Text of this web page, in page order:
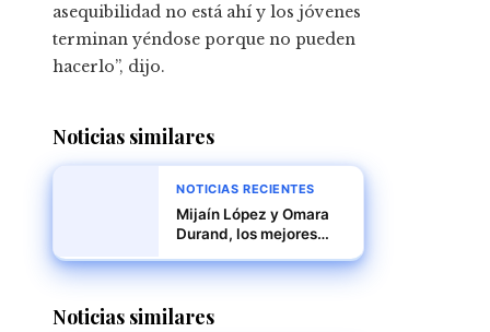
asequibilidad no está ahí y los jóvenes
terminan yéndose porque no pueden
hacerlo”, dijo.
Noticias similares
NOTICIAS RECIENTES
Mijaín López y Omara
Durand, los mejores
Latina y el Caribe en
Noticias similares